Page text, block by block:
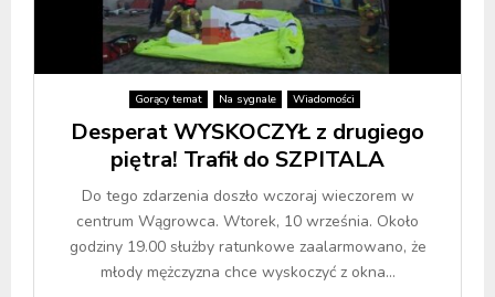
Gorący temat Na sygnale Wiadomości
Desperat WYSKOCZYŁ z drugiego
piętra! Trafił do SZPITALA
Do tego zdarzenia doszło wczoraj wieczorem w
centrum Wągrowca. Wtorek, 10 września. Około
godziny 19.00 służby ratunkowe zaalarmowano, że
młody mężczyzna chce wyskoczyć z okna...